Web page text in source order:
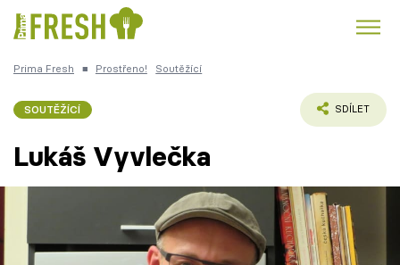
Česká kuchyně
Témata
Prima Fresh ■ Prostřeno! Soutěžící
SOUTĚŽÍCÍ SDÍLET
Lukáš Vyvlečka